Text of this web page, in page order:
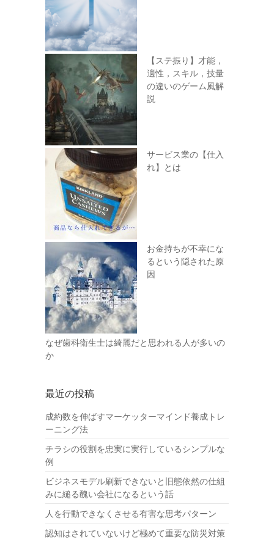
【ステ振り】才能，
適性，スキル，技量
の違いのゲーム風解
説
サービス業の【仕入
れ】とは
お金持ちが不幸にな
るという隠された原
因
なぜ歯科衛生士は綺麗だと思われる人が多いの
か
最近の投稿
成約数を伸ばすマーケッターマインド養成トレ
ーニング法
チラシの役割を忠実に実行しているシンプルな
例
ビジネスモデル刷新できないと旧態依然の仕組
みに縋る醜い会社になるという話
人を行動できなくさせる有害な思考パターン
認知はされていないけど極めて重要な防災対策